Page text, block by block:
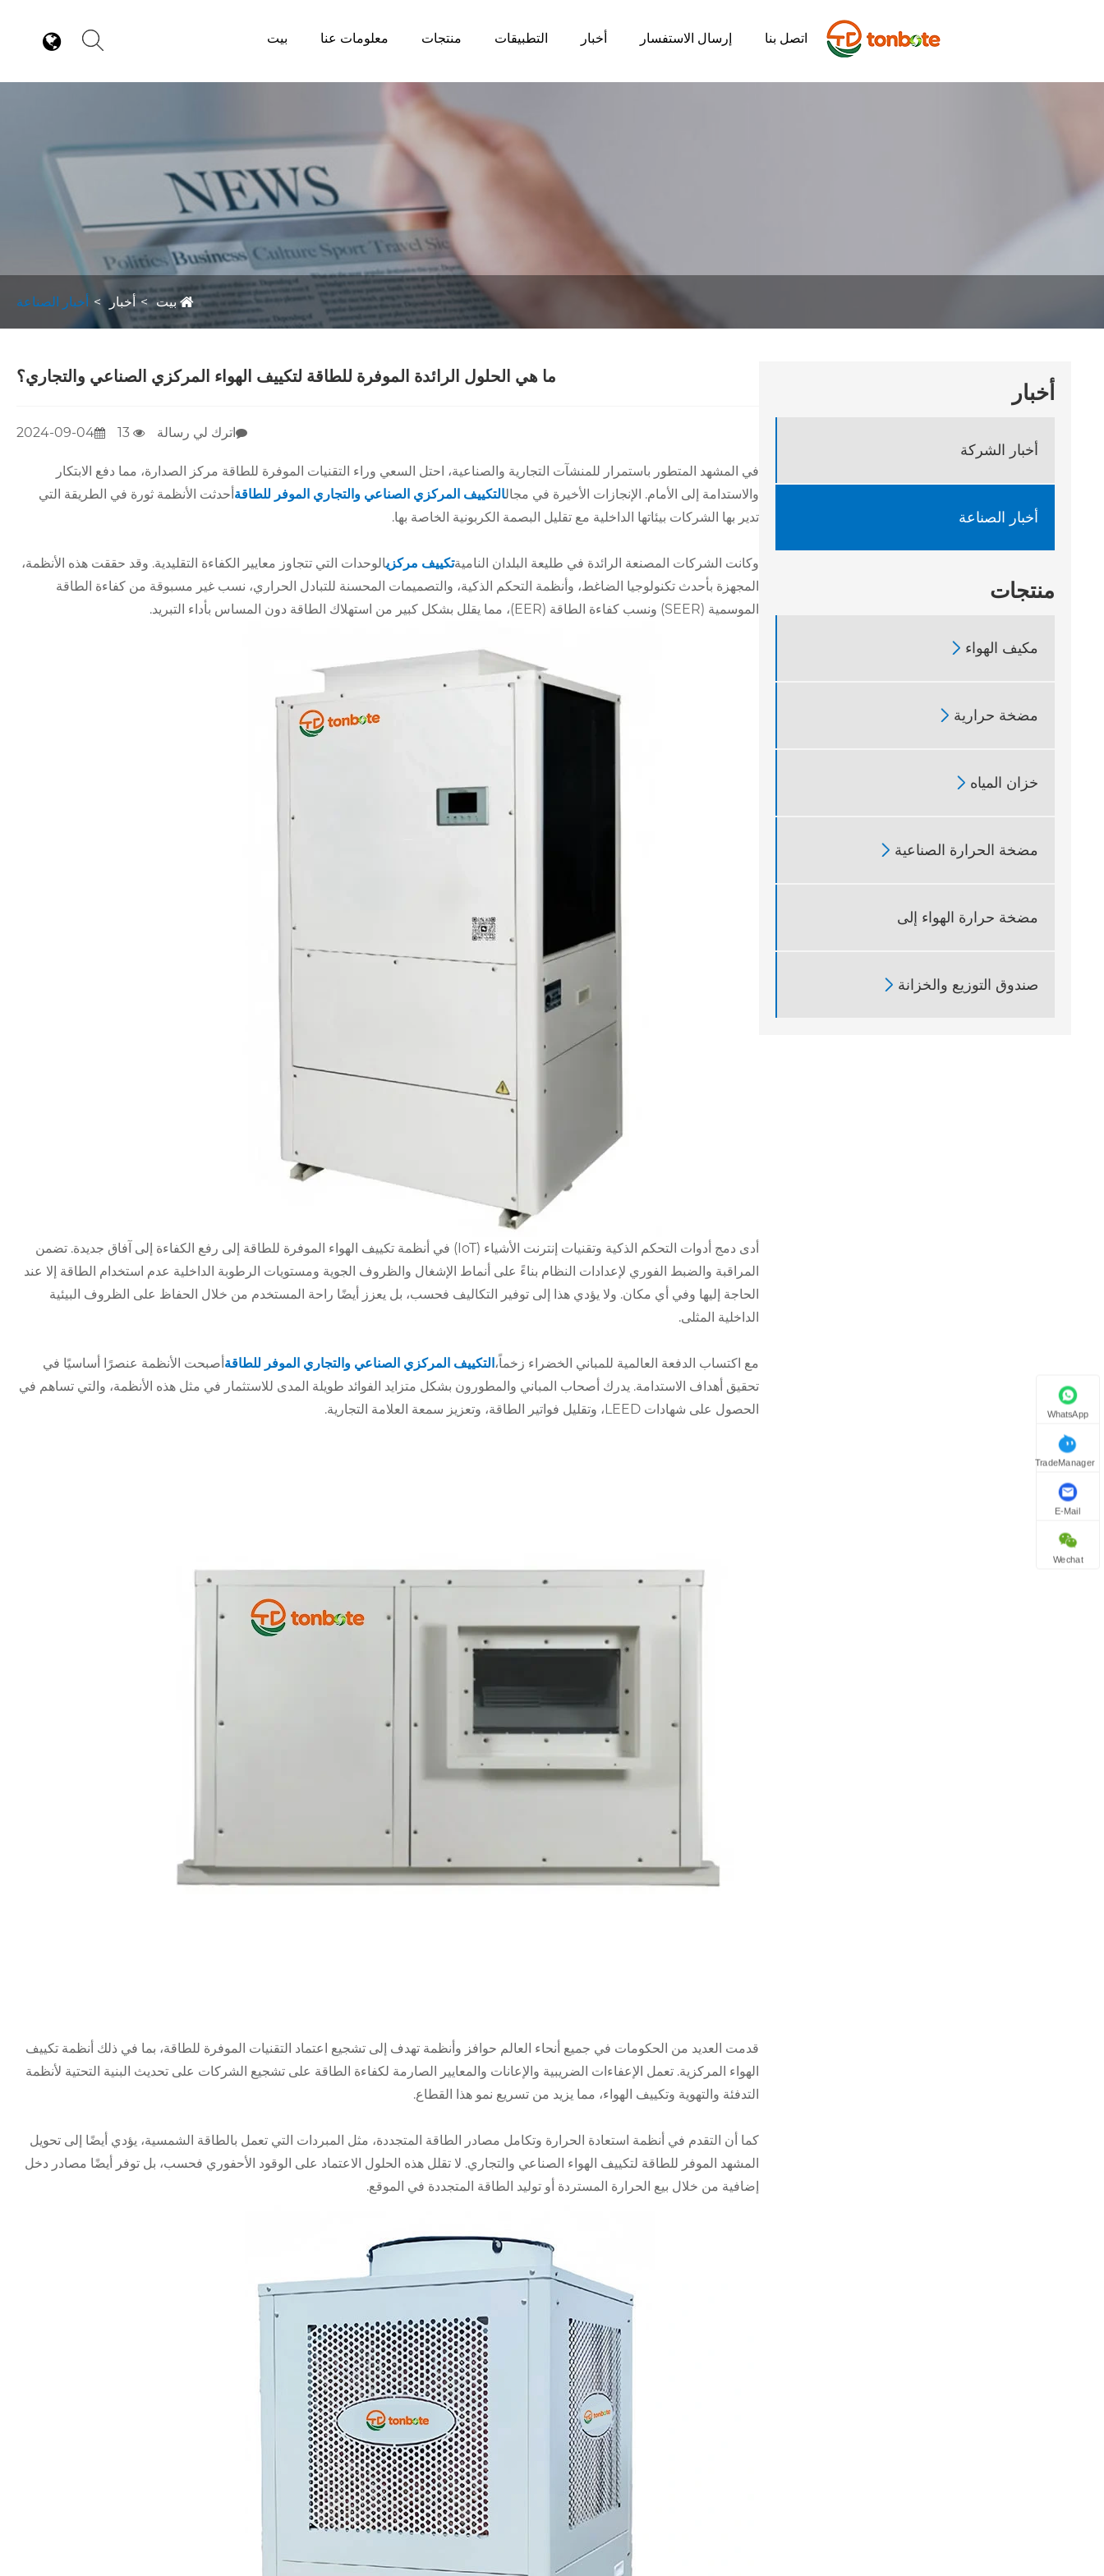
بيت معلومات عنا منتجات التطبيقات أخبار إرسال الاستفسار اتصل بنا
بيت أخبار أخبار الصناعة
أخبار
أخبار الشركة
أخبار الصناعة
منتجات
مكيف الهواء 
مضخة حرارية 
خزان المياه 
مضخة الحرارة الصناعية 
مضخة حرارة الهواء إلى
صندوق التوزيع والخزانة 
ما هي الحلول الرائدة الموفرة للطاقة لتكييف الهواء المركزي الصناعي والتجاري؟
2024-09-04 اترك لي رسالة
في المشهد المتطور باستمرار للمنشآت التجارية والصناعية، احتل السعي وراء التقنيات الموفرة للطاقة مركز الصدارة، مما دفع الابتكار
والاستدامة إلى الأمام. الإنجازات الأخيرة في مجالالتكييف المركزي الصناعي والتجاري الموفر للطاقةأحدثت الأنظمة ثورة في الطريقة التي
تدير بها الشركات بيئاتها الداخلية مع تقليل البصمة الكربونية الخاصة بها.
وكانت الشركات المصنعة الرائدة في طليعة البلدان الناميةتكييف مركزيالوحدات التي تتجاوز معايير الكفاءة التقليدية. وقد حققت هذه الأنظمة،
المجهزة بأحدث تكنولوجيا الضاغط، وأنظمة التحكم الذكية، والتصميمات المحسنة للتبادل الحراري، نسب غير مسبوقة من كفاءة الطاقة
الموسمية (SEER) ونسب كفاءة الطاقة (EER)، مما يقلل بشكل كبير من استهلاك الطاقة دون المساس بأداء التبريد.
أدى دمج أدوات التحكم الذكية وتقنيات إنترنت الأشياء (IoT) في أنظمة تكييف الهواء الموفرة للطاقة إلى رفع الكفاءة إلى آفاق جديدة. تضمن
المراقبة والضبط الفوري لإعدادات النظام بناءً على أنماط الإشغال والظروف الجوية ومستويات الرطوبة الداخلية عدم استخدام الطاقة إلا عند
الحاجة إليها وفي أي مكان. ولا يؤدي هذا إلى توفير التكاليف فحسب، بل يعزز أيضًا راحة المستخدم من خلال الحفاظ على الظروف البيئية
الداخلية المثلى.
مع اكتساب الدفعة العالمية للمباني الخضراء زخماً،التكييف المركزي الصناعي والتجاري الموفر للطاقةأصبحت الأنظمة عنصرًا أساسيًا في
تحقيق أهداف الاستدامة. يدرك أصحاب المباني والمطورون بشكل متزايد الفوائد طويلة المدى للاستثمار في مثل هذه الأنظمة، والتي تساهم في
الحصول على شهادات LEED، وتقليل فواتير الطاقة، وتعزيز سمعة العلامة التجارية.
قدمت العديد من الحكومات في جميع أنحاء العالم حوافز وأنظمة تهدف إلى تشجيع اعتماد التقنيات الموفرة للطاقة، بما في ذلك أنظمة تكييف
الهواء المركزية. تعمل الإعفاءات الضريبية والإعانات والمعايير الصارمة لكفاءة الطاقة على تشجيع الشركات على تحديث البنية التحتية لأنظمة
التدفئة والتهوية وتكييف الهواء، مما يزيد من تسريع نمو هذا القطاع.
كما أن التقدم في أنظمة استعادة الحرارة وتكامل مصادر الطاقة المتجددة، مثل المبردات التي تعمل بالطاقة الشمسية، يؤدي أيضًا إلى تحويل
المشهد الموفر للطاقة لتكييف الهواء الصناعي والتجاري. لا تقلل هذه الحلول الاعتماد على الوقود الأحفوري فحسب، بل توفر أيضًا مصادر دخل
إضافية من خلال بيع الحرارة المستردة أو توليد الطاقة المتجددة في الموقع.
WhatsApp
TradeManager
E-Mail
Wechat